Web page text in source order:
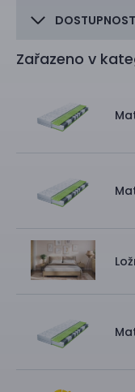
DOSTUPNOST
Zařazeno v